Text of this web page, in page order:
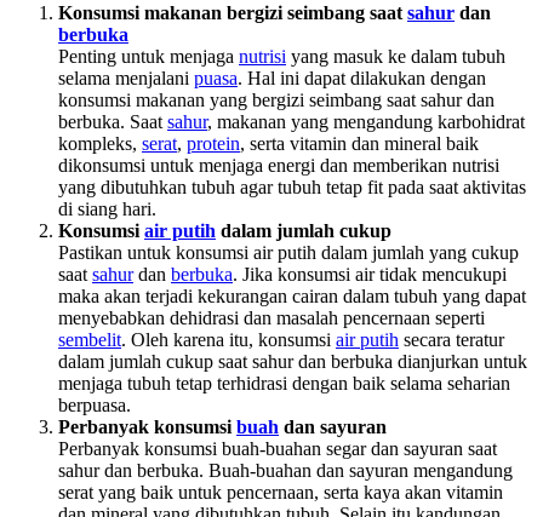
Konsumsi makanan bergizi seimbang saat sahur dan
berbuka
Penting untuk menjaga nutrisi yang masuk ke dalam tubuh
selama menjalani puasa. Hal ini dapat dilakukan dengan
konsumsi makanan yang bergizi seimbang saat sahur dan
berbuka. Saat sahur, makanan yang mengandung karbohidrat
kompleks, serat, protein, serta vitamin dan mineral baik
dikonsumsi untuk menjaga energi dan memberikan nutrisi
yang dibutuhkan tubuh agar tubuh tetap fit pada saat aktivitas
di siang hari.
Konsumsi air putih dalam jumlah cukup
Pastikan untuk konsumsi air putih dalam jumlah yang cukup
saat sahurdan berbuka. Jika konsumsi air tidak mencukupi
maka akan terjadi kekurangan cairan dalam tubuh yang dapat
menyebabkan dehidrasi dan masalah pencernaan seperti
sembelit. Oleh karena itu, konsumsi air putih secara teratur
dalam jumlah cukup saat sahur dan berbuka dianjurkan untuk
menjaga tubuh tetap terhidrasi dengan baik selama seharian
berpuasa.
Perbanyak konsumsi buah dan sayuran
Perbanyak konsumsi buah-buahan segar dan sayuran saat
sahur dan berbuka. Buah-buahan dan sayuran mengandung
serat yang baik untuk pencernaan, serta kaya akan vitamin